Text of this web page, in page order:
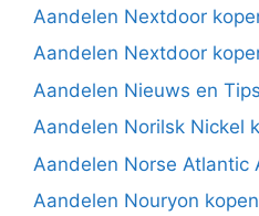
Aandelen Nextdoor
Aandelen Nextdoor
Aandelen Nieuws en Tips
Aandelen Norilsk Nickel
Aandelen Norse Atlantic
Aandelen Nouryon kopen